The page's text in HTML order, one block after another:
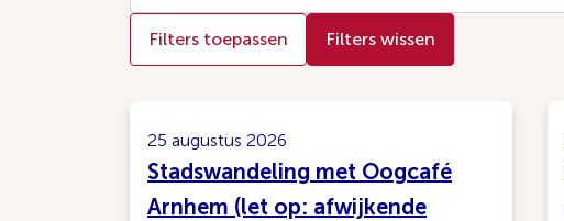
Filters toepassen Filters wissen
25 augustus 2026
Stadswandeling met Oogcafé
Arnhem (let op: afwijkende